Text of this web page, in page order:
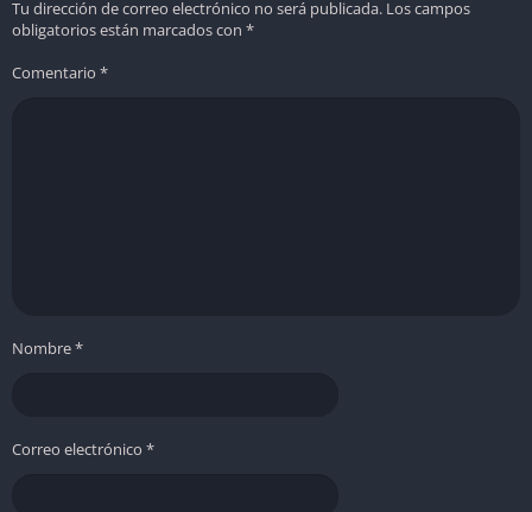
situaciones y la intensidad de su narrativa lo convierten en una
Tu dirección de correo electrónico no será publicada. Los campos
obligatorios están marcados con *
Comentario *
Nombre*
Correo electrónico *